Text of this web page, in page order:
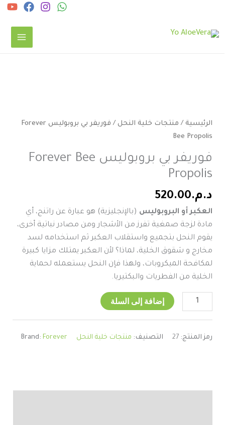
الرئيسية/منتجات خلية النحل
/ فوريفر بي بروبوليس Forever
Bee Propolis
فوريفر بي بروبوليس Forever Bee
Propolis
د.م.520.00
العكبر أو البروبوليس(بالإنجليزية) هو عبارة عن راتنج، أي
مادة لزجة صمغية تفرز من الأشجار ومن مصادر نباتية أخرى،
يقوم النحل بتجميع واستقلاب العكبر ثم استخدامه لسد
مخارج و شقوق الخلية، لماذا؟ لأن العكبر يمتلك مزايا كبيرة
لمكافحة الميكروبات، ولهذا فإن النحل يستعمله لحماية
الخلية من الفطريات والبكتيريا.
بي
بروبوليس
Bee
Propolis
إضافة إلى السلة
رمز المنتج:27 التصنيف:منتجات خلية النحل Brand:Forever